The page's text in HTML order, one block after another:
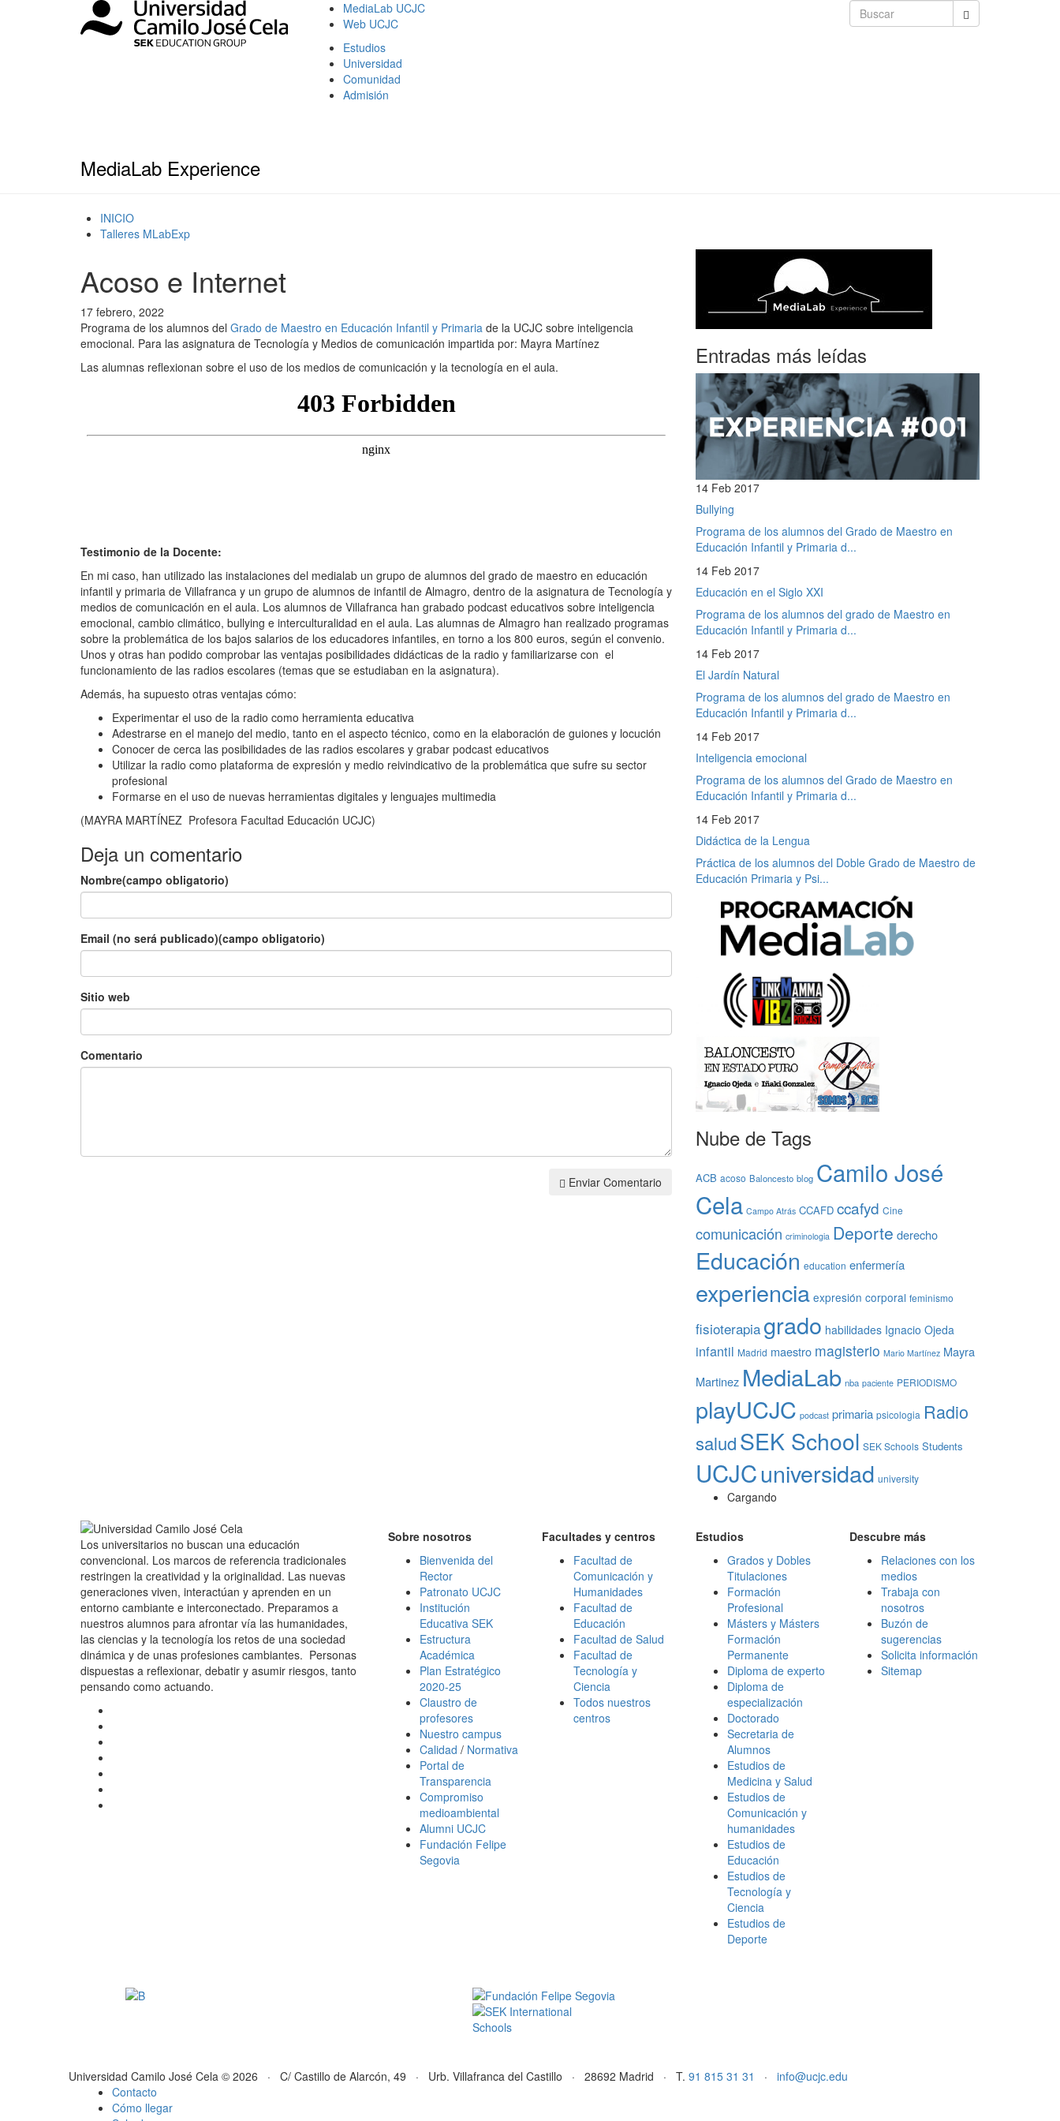
MediaLab UCJC
Web UCJC
Estudios
Universidad
Comunidad
Admisión
MediaLab Experience
INICIO
Talleres MLabExp
Acoso e Internet
17 febrero, 2022
Programa de los alumnos del Grado de Maestro en Educación Infantil y Primaria de la UCJC sobre inteligencia
emocional. Para las asignatura de Tecnología y Medios de comunicación impartida por: Mayra Martínez
Las alumnas reflexionan sobre el uso de los medios de comunicación y la tecnología en el aula.
Testimonio de la Docente:
En mi caso, han utilizado las instalaciones del medialab un grupo de alumnos del grado de maestro en educación
infantil y primaria de Villafranca y un grupo de alumnos de infantil de Almagro, dentro de la asignatura de Tecnología y
medios de comunicación en el aula. Los alumnos de Villafranca han grabado podcast educativos sobre inteligencia
emocional, cambio climático, bullying e interculturalidad en el aula. Las alumnas de Almagro han realizado programas
sobre la problemática de los bajos salarios de los educadores infantiles, en torno a los 800 euros, según el convenio.
Unos y otras han podido comprobar las ventajas posibilidades didácticas de la radio y familiarizarse con el
funcionamiento de las radios escolares (temas que se estudiaban en la asignatura).
Además, ha supuesto otras ventajas cómo:
Experimentar el uso de la radio como herramienta educativa
Adestrarse en el manejo del medio, tanto en el aspecto técnico, como en la elaboración de guiones y locución
Conocer de cerca las posibilidades de las radios escolares y grabar podcast educativos
Utilizar la radio como plataforma de expresión y medio reivindicativo de la problemática que sufre su sector
profesional
Formarse en el uso de nuevas herramientas digitales y lenguajes multimedia
(MAYRA MARTÍNEZ Profesora Facultad Educación UCJC)
Deja un comentario
Nombre(campo obligatorio)
Email (no será publicado)(campo obligatorio)
Sitio web
Comentario
Enviar Comentario
Entradas más leídas
14 Feb 2017
Bullying
Programa de los alumnos del Grado de Maestro en
Educación Infantil y Primaria d...
14 Feb 2017
Educación en el Siglo XXI
Programa de los alumnos del grado de Maestro en
Educación Infantil y Primaria d...
14 Feb 2017
El Jardín Natural
Programa de los alumnos del grado de Maestro en
Educación Infantil y Primaria d...
14 Feb 2017
Inteligencia emocional
Programa de los alumnos del Grado de Maestro en
Educación Infantil y Primaria d...
14 Feb 2017
Didáctica de la Lengua
Práctica de los alumnos del Doble Grado de Maestro de
Educación Primaria y Psi...
Nube de Tags
ACB acoso Baloncesto blog Camilo José
Cela Campo Atrás CCAFD ccafyd Cine
comunicación criminologia Deporte derecho
Educación education enfermería
experiencia expresión corporal feminismo
fisioterapiagrado habilidades Ignacio Ojeda
infantil Madrid maestro magisterio Mario Martínez Mayra
Martinez MediaLab nba paciente PERIODISMO
playUCJC podcast primaria psicologia Radio
saludSEK School SEK Schools Students
UCJCuniversidad university
Cargando
Los universitarios no buscan una educación
convencional. Los marcos de referencia tradicionales
restringen la creatividad y la originalidad. Las nuevas
generaciones viven, interactúan y aprenden en un
entorno cambiante e interconectado. Preparamos a
nuestros alumnos para afrontar vía las humanidades,
las ciencias y la tecnología los retos de una sociedad
dinámica y de unas profesiones cambiantes. Personas
dispuestas a reflexionar, debatir y asumir riesgos, tanto
pensando como actuando.
Sobre nosotros
Bienvenida del
Rector
Patronato UCJC
Institución
Educativa SEK
Estructura
Académica
Plan Estratégico
2020-25
Claustro de
profesores
Nuestro campus
Calidad / Normativa
Portal de
Transparencia
Compromiso
medioambiental
Alumni UCJC
Fundación Felipe
Segovia
Facultades y centros
Facultad de
Comunicación y
Humanidades
Facultad de
Educación
Facultad de Salud
Facultad de
Tecnología y
Ciencia
Todos nuestros
centros
Estudios
Grados y Dobles
Titulaciones
Formación
Profesional
Másters y Másters
Formación
Permanente
Diploma de experto
Diploma de
especialización
Doctorado
Secretaria de
Alumnos
Estudios de
Medicina y Salud
Estudios de
Comunicación y
humanidades
Estudios de
Educación
Estudios de
Tecnología y
Ciencia
Estudios de
Deporte
Descubre más
Relaciones con los
medios
Trabaja con
nosotros
Buzón de
sugerencias
Solicita información
Sitemap
Universidad Camilo José Cela © 2026 · C/ Castillo de Alarcón, 49 · Urb. Villafranca del Castillo · 28692 Madrid · T. 91 815 31 31 · info@ucjc.edu
Contacto
Cómo llegar